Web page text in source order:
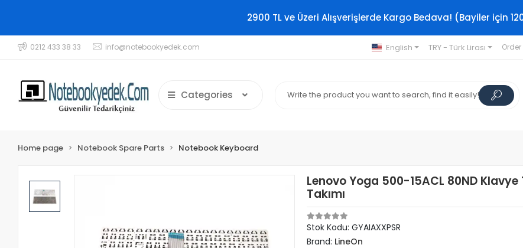
2900 TL ve Üzeri Alışverişlerde Kargo Bedava! (Bayiler için
0212 433 38 33 info@notebookyedek.com English TRY - Türk Lirası
Categories
Home page Notebook Spare Parts Notebook Keyboard
Lenovo Yoga 500-15ACL 80ND Klavye
Takımı
Stok Kodu: GYAIAXXPSR
Brand: LineOn